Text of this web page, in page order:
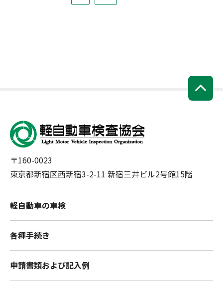
〒160-0023
東京都新宿区西新宿3-2-11 新宿三井ビル2号館15階
軽自動車の車検
各種手続き
申請書類および記入例